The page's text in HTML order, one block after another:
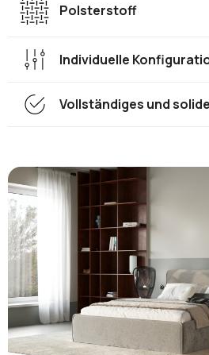
Polsterstoff
Individuelle
Vollständiges und